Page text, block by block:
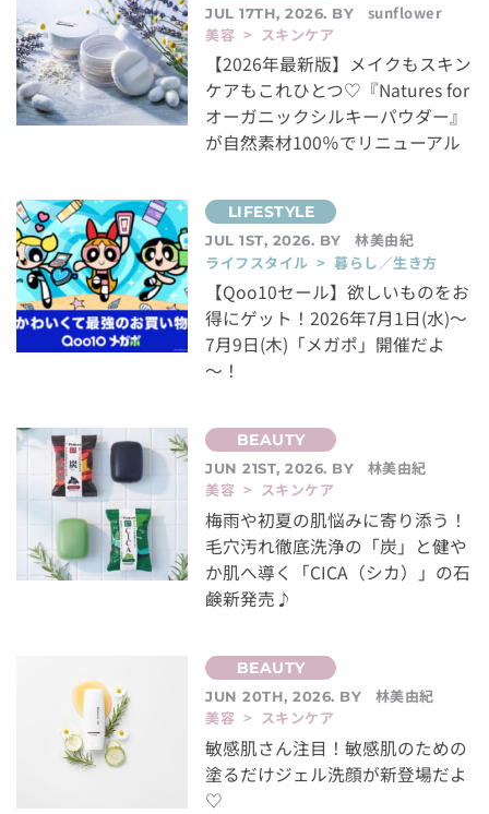
JUL 17TH, 2026. BY
sunflower
美容 > スキンケア
【2026年最新版】メイクもスキン
ケアもこれひとつ♡『Natures for
オーガニックシルキーパウダー』
が自然素材100％でリニューアル
JUL 1ST, 2026. BY
林美由紀
ライフスタイル > 暮らし／生き方
【Qoo10セール】欲しいものをお
得にゲット！2026年7月1日(水)～
7月9日(木)「メガポ」開催だよ
～！
JUN 21ST, 2026. BY
林美由紀
美容 > スキンケア
梅雨や初夏の肌悩みに寄り添う！
毛穴汚れ徹底洗浄の「炭」と健や
か肌へ導く「CICA（シカ）」の石
鹸新発売♪
JUN 20TH, 2026. BY
林美由紀
美容 > スキンケア
敏感肌さん注目！敏感肌のための
塗るだけジェル洗顔が新登場だよ
♡